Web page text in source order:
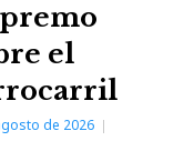
el
de 2026